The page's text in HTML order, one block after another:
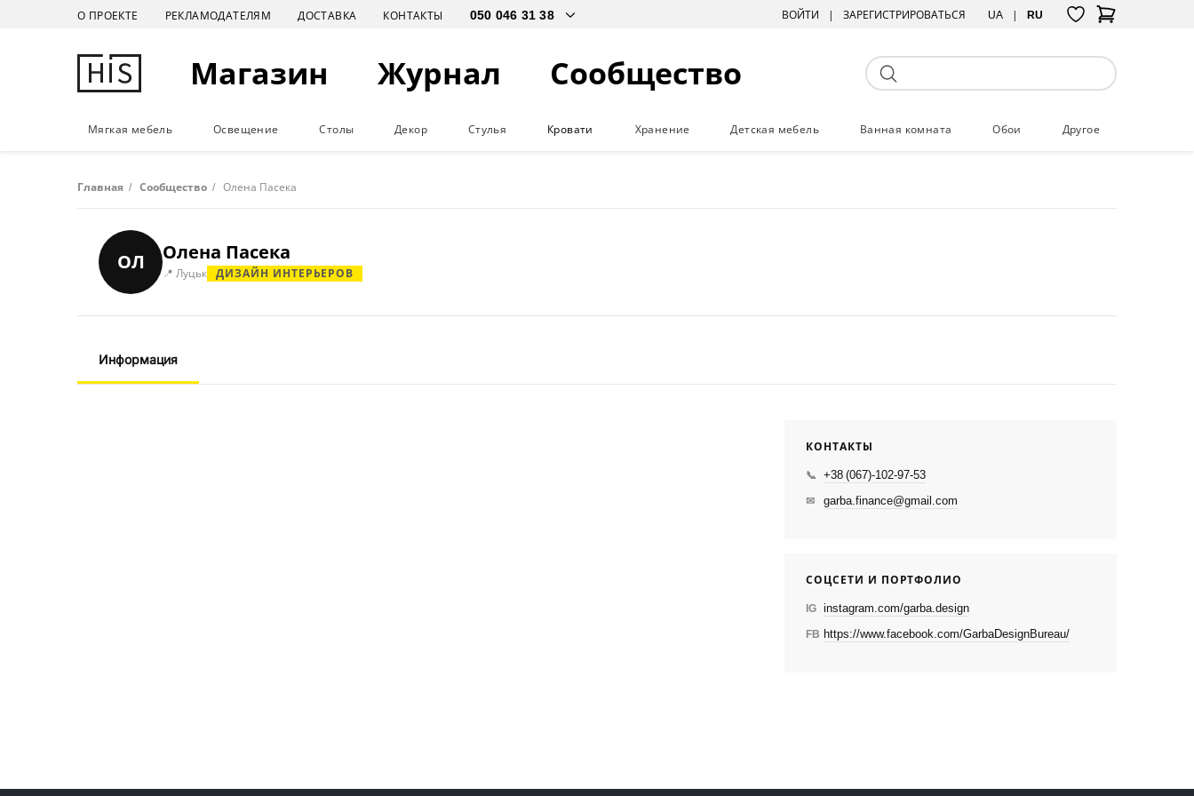
О ПРОЕКТЕ РЕКЛАМОДАТЕЛЯМ ДОСТАВКА КОНТАКТЫ ВОЙТИ ЗАРЕГИСТРИРОВАТЬСЯ UA RU
Магазин Журнал Сообщество
Мягкая мебель Освещение Столы Декор Стулья Кровати Хранение Детская мебель Ванная комната Обои Другое
Главная / Сообщество / Олена Пасека
ОЛ Олена Пасека
📍 Луцьк ДИЗАЙН ИНТЕРЬЕРОВ
Информация
КОНТАКТЫ
📞 +38 (067)-102-97-53
✉ garba.finance@gmail.com
СОЦСЕТИ И ПОРТФОЛИО
IG instagram.com/garba.design
FB https://www.facebook.com/GarbaDesignBureau/